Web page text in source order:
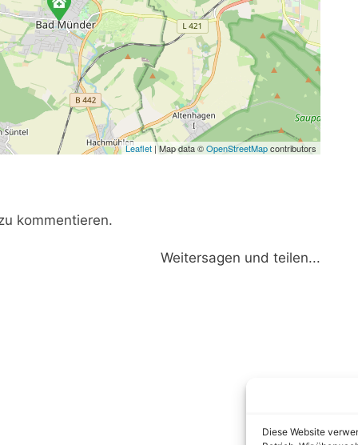
Diese Website
Leaflet| Map data ©OpenStreetMapcontributors
kommentieren.
Weitersagen und teilen...